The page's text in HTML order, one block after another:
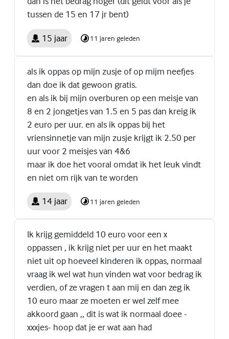
tussen de 15 en 17 jr bent)
15 jaar 11 jaren geleden
als ik oppas op mijn zusje of op mijm neefjes
dan doe ik dat gewoon gratis.
en als ik bij mijn overburen op een meisje van
8 en 2 jongetjes van 1.5 en 5 pas dan kreig ik
2 euro per uur. en als ik oppas bij het
vriensinnetje van mijn zusje krijgt ik 2.50 per
uur voor 2 meisjes van 4&6
maar ik doe het vooral omdat ik het leuk vindt
en niet om rijk van te worden
14 jaar 11 jaren geleden
Ik krijg gemiddeld 10 euro voor een x
oppassen , ik krijg niet per uur en het maakt
niet uit op hoeveel kinderen ik oppas, normaal
vraag ik wel wat hun vinden wat voor bedrag ik
verdien, of ze vragen t aan mij en dan zeg ik
10 euro maar ze moeten er wel zelf mee
akkoord gaan ,, dit is wat ik normaal doee -
xxxjes- hoop dat je er wat aan had